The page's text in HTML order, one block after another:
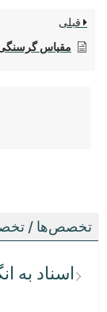
تخصص‌ها /
اسناد به
قبلی
مقیاس